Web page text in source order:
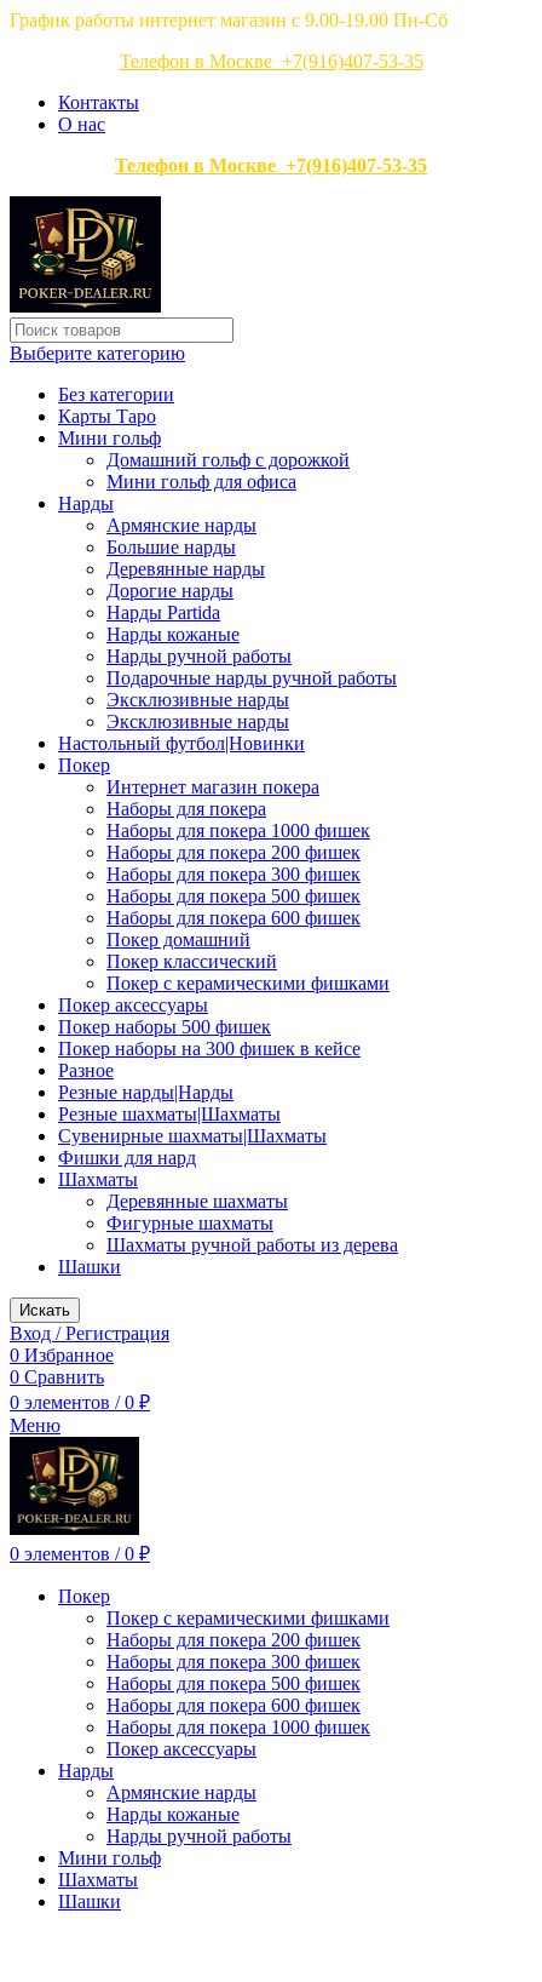
График работы интернет магазин с 9.00-19.00 Пн-Сб
Телефон в Москве +7(916)407-53-35
Контакты
О нас
Телефон в Москве +7(916)407-53-35
Выберите категорию
Без категории
Карты Таро
Мини гольф
Домашний гольф с дорожкой
Мини гольф для офиса
Нарды
Армянские нарды
Большие нарды
Деревянные нарды
Дорогие нарды
Нарды Partida
Нарды кожаные
Нарды ручной работы
Подарочные нарды ручной работы
Эксклюзивные нарды
Эксклюзивные нарды
Настольный футбол|Новинки
Покер
Интернет магазин покера
Наборы для покера
Наборы для покера 1000 фишек
Наборы для покера 200 фишек
Наборы для покера 300 фишек
Наборы для покера 500 фишек
Наборы для покера 600 фишек
Покер домашний
Покер классический
Покер с керамическими фишками
Покер аксессуары
Покер наборы 500 фишек
Покер наборы на 300 фишек в кейсе
Разное
Резные нарды|Нарды
Резные шахматы|Шахматы
Сувенирные шахматы|Шахматы
Фишки для нард
Шахматы
Деревянные шахматы
Фигурные шахматы
Шахматы ручной работы из дерева
Шашки
Искать
Вход / Регистрация
0 Избранное
0 Сравнить
0 элементов / 0 ₽
Меню
0 элементов / 0 ₽
Покер
Покер с керамическими фишками
Наборы для покера 200 фишек
Наборы для покера 300 фишек
Наборы для покера 500 фишек
Наборы для покера 600 фишек
Наборы для покера 1000 фишек
Покер аксессуары
Нарды
Армянские нарды
Нарды кожаные
Нарды ручной работы
Мини гольф
Шахматы
Шашки